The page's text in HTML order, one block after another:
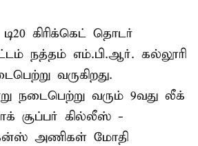
கிரிக்கெட் தொடர்
நத்தம் எம்.பி.ஆர். கல்லூரி
வருகிறது.
நடைபெற்று வரும் 9வது லீக்
சூப்பர் கில்லீஸ் -
அணிகள் மோதி